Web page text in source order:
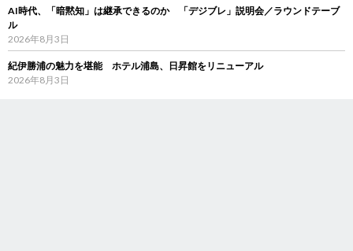
AI時代、「暗黙知」は継承できるのか 「デジブレ」説明会／ラウンドテーブ
ル
2026年8月3日
紀伊勝浦の魅力を堪能 ホテル浦島、日昇館をリニューアル
2026年8月3日